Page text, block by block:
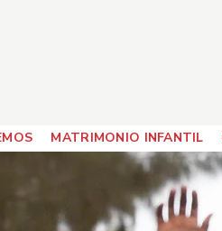
MATRIMONIO INFANTIL